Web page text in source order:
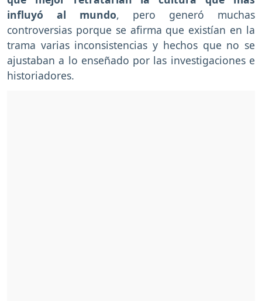
influyó al mundo, pero generó muchas
controversias porque se afirma que existían en la
trama varias inconsistencias y hechos que no se
ajustaban a lo enseñado por las investigaciones e
historiadores.